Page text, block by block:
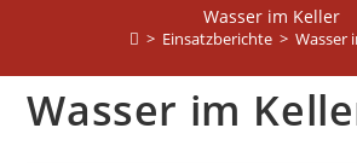
Wasser im Keller
> Einsatzberichte > Wasser
Wasser im